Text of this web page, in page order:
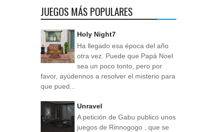
JUEGOS MÁS POPULARES
Holy Night7
Ha llegado esa época del año
otra vez. Puede que Papá Noel
sea un poco tonto, pero por
favor, ayúdennos a resolver el misterio para
que pued...
Unravel
A petición de Gabu publico unos
juegos de Rinnogogo , que se